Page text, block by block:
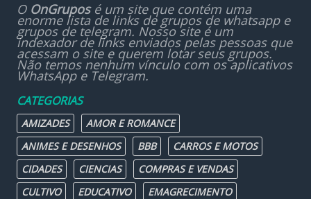
O OnGruposé um site que contém uma
enorme lista de links de grupos de whatsapp e
grupos de telegram. Nosso site é um
indexador de links enviados pelas pessoas que
acessam o site e querem lotar seus grupos.
Não temos nenhum vínculo com os aplicativos
WhatsApp e Telegram.
CATEGORIAS
AMIZADES
AMOR E ROMANCE
ANIMES E DESENHOS
BBB
CARROS E MOTOS
CIDADES
CIENCIAS
COMPRAS E VENDAS
CULTIVO
EDUCATIVO
EMAGRECIMENTO